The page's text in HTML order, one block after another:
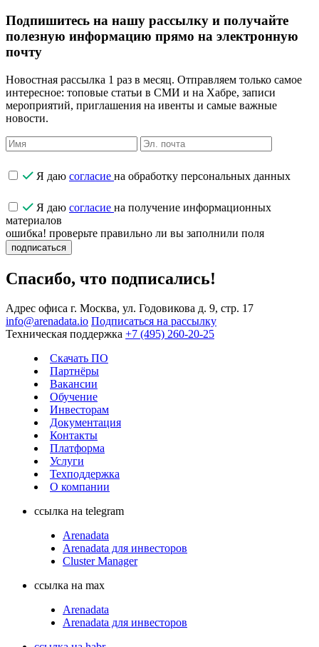
Подпишитесь на нашу рассылку и получайте
полезную информацию прямо на электронную
почту
Новостная рассылка 1 раз в месяц. Отправляем только самое
интересное: топовые статьи в СМИ и на Хабре, записи
мероприятий, приглашения на ивенты и самые важные
новости.
Я даю согласие на обработку персональных данных
Я даю согласие на получение информационных
материалов
ошибка! проверьте правильно ли вы заполнили поля
подписаться
Спасибо, что подписались!
Адрес офиса г. Москва, ул. Годовикова д. 9, стр. 17
info@arenadata.io Подписаться на рассылку
Техническая поддержка +7 (495) 260-20-25
Скачать ПО
Партнёры
Вакансии
Обучение
Инвесторам
Документация
Контакты
Платформа
Услуги
Техподдержка
О компании
ссылка на telegram
Arenadata
Arenadata для инвесторов
Cluster Manager
ссылка на max
Arenadata
Arenadata для инвесторов